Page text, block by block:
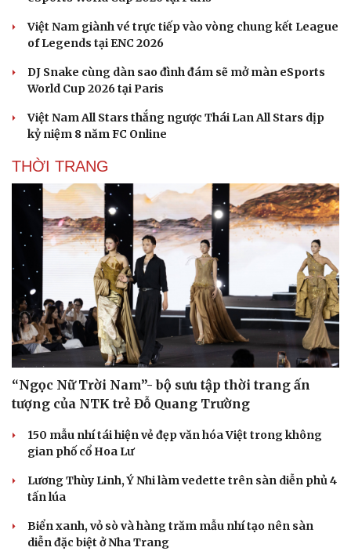
Sân khấu - Điện ảnh
Văn học
Âm nhạc
Di sản
Nghệ sĩ
Sao Việt
Việt Nam giành vé trực tiếp vào vòng chung kết League
of Legends tại ENC 2026
DJ Snake cùng dàn sao đình đám sẽ mở màn eSports
World Cup 2026 tại Paris
Việt Nam All Stars thắng ngược Thái Lan All Stars dịp
kỷ niệm 8 năm FC Online
THỜI TRANG
“Ngọc Nữ Trời Nam”- bộ sưu tập thời trang ấn
tượng của NTK trẻ Đỗ Quang Trường
150 mẫu nhí tái hiện vẻ đẹp văn hóa Việt trong không
gian phố cổ Hoa Lư
Lương Thùy Linh, Ý Nhi làm vedette trên sàn diễn phủ 4
tấn lúa
Biển xanh, vỏ sò và hàng trăm mẫu nhí tạo nên sàn
diễn đặc biệt ở Nha Trang